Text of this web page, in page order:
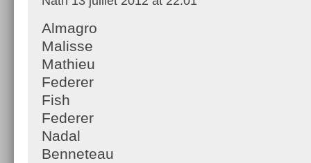
Almagro
Malisse
Mathieu
Federer
Fish
Federer
Nadal
Benneteau